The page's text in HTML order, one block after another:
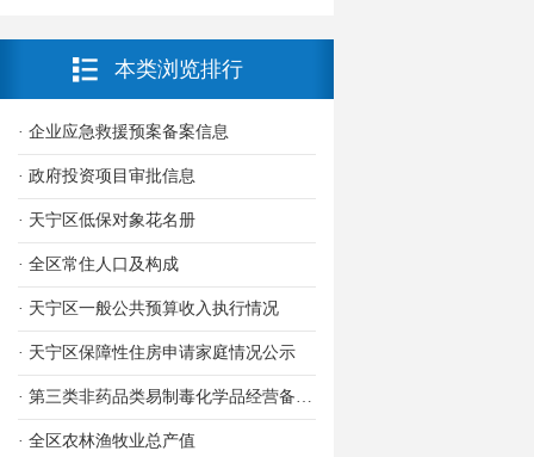
本类浏览排行
· 企业应急救援预案备案信息
· 政府投资项目审批信息
· 天宁区低保对象花名册
· 全区常住人口及构成
· 天宁区一般公共预算收入执行情况
· 天宁区保障性住房申请家庭情况公示
· 第三类非药品类易制毒化学品经营备案信息
· 全区农林渔牧业总产值